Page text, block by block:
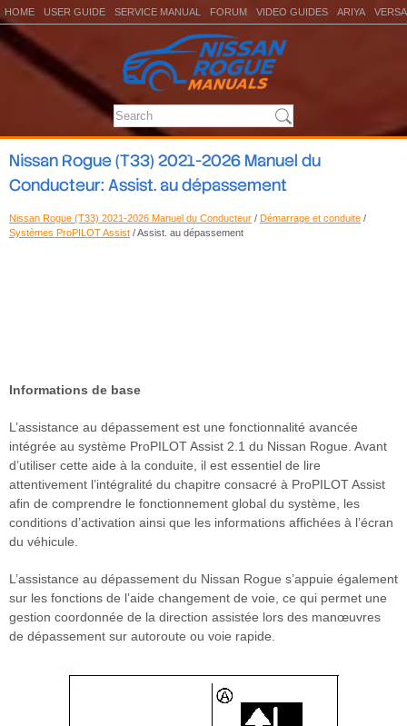
HOME USER GUIDE SERVICE MANUAL FORUM VIDEO GUIDES ARIYA VERSA
Nissan Rogue (T33) 2021-2026 Manuel du
Conducteur: Assist. au dépassement
Nissan Rogue (T33) 2021-2026 Manuel du Conducteur / Démarrage et conduite /
Systèmes ProPILOT Assist / Assist. au dépassement
Informations de base
L’assistance au dépassement est une fonctionnalité avancée
intégrée au système ProPILOT Assist 2.1 du Nissan Rogue. Avant
d’utiliser cette aide à la conduite, il est essentiel de lire
attentivement l’intégralité du chapitre consacré à ProPILOT Assist
afin de comprendre le fonctionnement global du système, les
conditions d’activation ainsi que les informations affichées à l’écran
du véhicule.
L’assistance au dépassement du Nissan Rogue s’appuie également
sur les fonctions de l’aide changement de voie, ce qui permet une
gestion coordonnée de la direction assistée lors des manœuvres
de dépassement sur autoroute ou voie rapide.